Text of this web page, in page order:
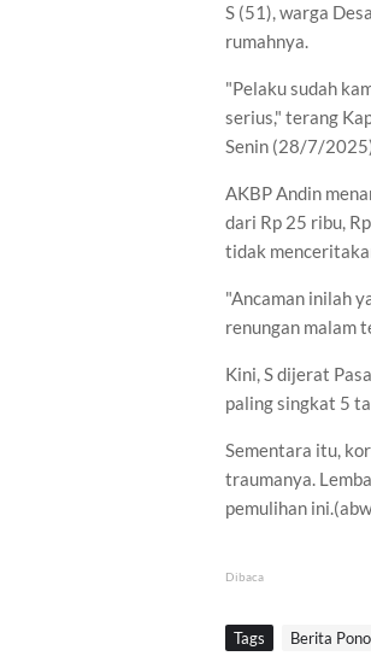
S (51), warga
rumahnya.
"Pelaku sudah
serius," terang
Senin (28/7/
AKBP Andin
dari Rp 25 ribu,
tidak
"Ancaman inilah
renungan malam
Kini, S dijerat
paling singkat 5
Sementara itu,
traumanya.
pemulihan
Dibaca
Tags Berita